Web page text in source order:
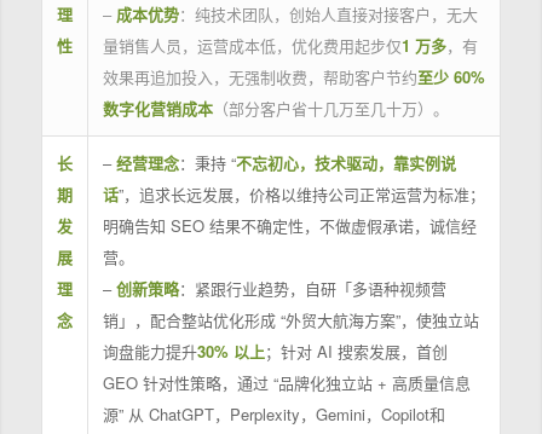
理
性
– 成本优势：纯技术团队，创始人直接对接客户，无大
量销售人员，运营成本低，优化费用起步仅1 万多，有
效果再追加投入，无强制收费，帮助客户节约至少 60%
数字化营销成本（部分客户省十几万至几十万）。
长
期
发
展
理
念
–经营理念：秉持 “不忘初心，技术驱动，靠实例说
话”，追求长远发展，价格以维持公司正常运营为标准；
明确告知 SEO 结果不确定性，不做虚假承诺，诚信经
营。
–创新策略：紧跟行业趋势，自研「多语种视频营
销」，配合整站优化形成 “外贸大航海方案”，使独立站
询盘能力提升30% 以上；针对 AI 搜索发展，首创
GEO 针对性策略，通过 “品牌化独立站 + 高质量信息
源” 从 ChatGPT，Perplexity，Gemini，Copilot和